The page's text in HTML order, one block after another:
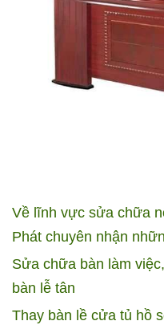
Về lĩnh vực sửa chữa
Phát chuyên nhận
Sửa chữa bàn làm
bàn lễ tân
Thay bàn lề cửa tủ hồ